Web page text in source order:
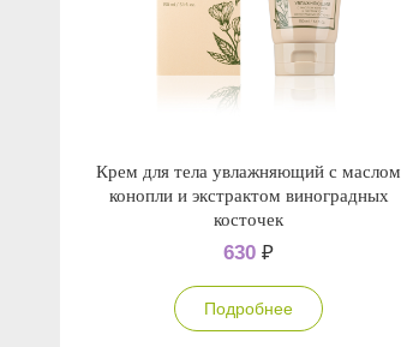
Крем для тела увлажняющий с маслом
конопли и экстрактом виноградных
косточек
630 ₽
Подробнее